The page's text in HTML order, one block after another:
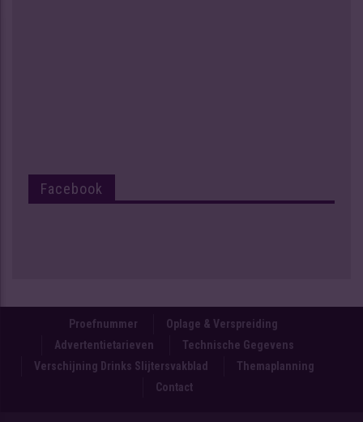
Facebook
Proefnummer
Oplage & Verspreiding
Advertentietarieven
Technische Gegevens
Verschijning Drinks Slijtersvakblad
Themaplanning
Contact